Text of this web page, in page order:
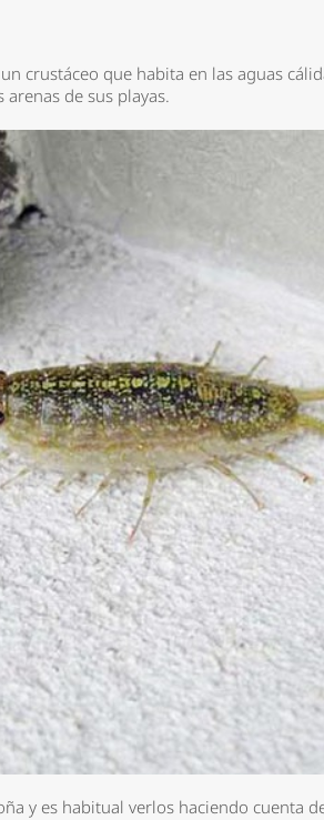
crustáceo que habita en las aguas
de sus playas.
y es habitual verlos haciendo cuenta